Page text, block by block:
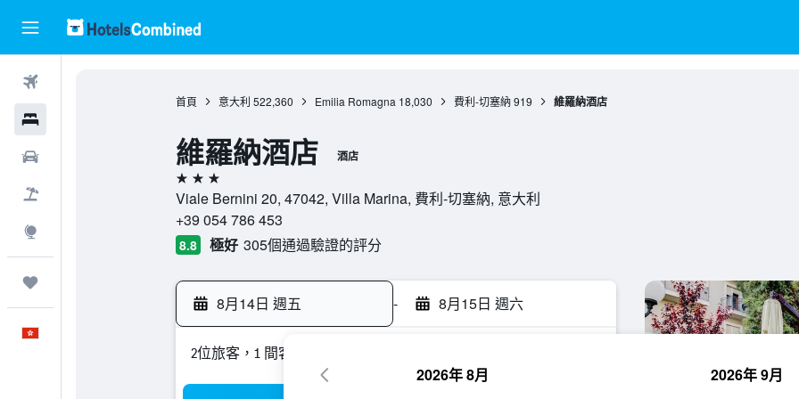
首頁 意大利 522,360 Emilia Romagna 18,030 費利-切塞納 919 維羅納酒店
維羅納酒店 酒店
3星級
Viale Bernini 20, 47042, Villa Marina, 費利-切塞納, 意大利
+39 054 786 453
8.8 極好 305個通過驗證的評分
8月14日 週五 - 8月15日 週六
2位旅客，1 間客房
2026年 8月 2026年 9月